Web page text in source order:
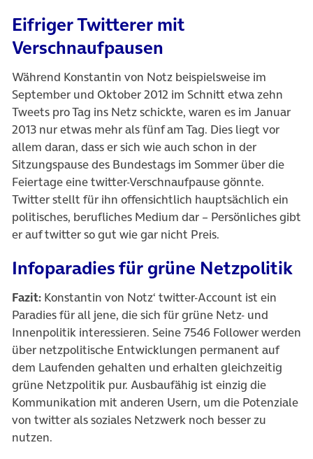
Eifriger Twitterer mit
Verschnaufpausen
Während Konstantin von Notz beispielsweise im
September und Oktober 2012 im Schnitt etwa zehn
Tweets pro Tag ins Netz schickte, waren es im Januar
2013 nur etwas mehr als fünf am Tag. Dies liegt vor
allem daran, dass er sich wie auch schon in der
Sitzungspause des Bundestags im Sommer über die
Feiertage eine twitter-Verschnaufpause gönnte.
Twitter stellt für ihn offensichtlich hauptsächlich ein
politisches, berufliches Medium dar – Persönliches gibt
er auf twitter so gut wie gar nicht Preis.
Infoparadies für grüne Netzpolitik
Fazit: Konstantin von Notz‘ twitter-Account ist ein
Paradies für all jene, die sich für grüne Netz- und
Innenpolitik interessieren. Seine 7546 Follower werden
über netzpolitische Entwicklungen permanent auf
dem Laufenden gehalten und erhalten gleichzeitig
grüne Netzpolitik pur. Ausbaufähig ist einzig die
Kommunikation mit anderen Usern, um die Potenziale
von twitter als soziales Netzwerk noch besser zu
nutzen.